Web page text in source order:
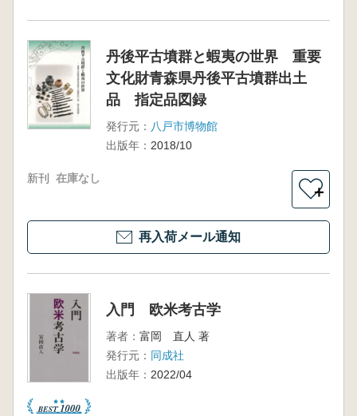
丹後平古墳群と蝦夷の世界 重要
文化財青森県丹後平古墳群出土
品 指定品図録
発行元： 八戸市博物館
出版年： 2018/10
新刊 在庫なし
＋
再入荷メール通知
入門 欧米考古学
著者： 富岡 直人 著
発行元： 同成社
出版年： 2022/04